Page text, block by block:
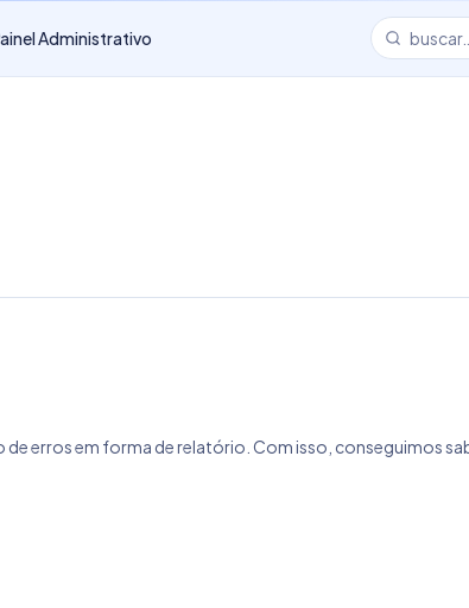
Administrativo
erros em forma de relatório. Com isso, conseguimos